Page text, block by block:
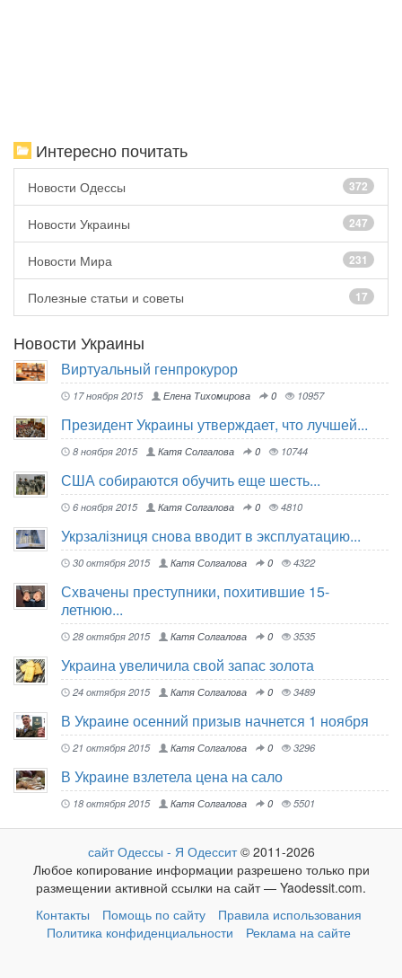
Интересно почитать
Новости Одессы 372
Новости Украины 247
Новости Мира 231
Полезные статьи и советы 17
Новости Украины
Виртуальный генпрокурор
17 ноября 2015 Елена Тихомирова 0 10957
Президент Украины утверждает, что лучшей...
8 ноября 2015 Катя Солгалова 0 10744
США собираются обучить еще шесть...
6 ноября 2015 Катя Солгалова 0 4810
Укрзалізниця снова вводит в эксплуатацию...
30 октября 2015 Катя Солгалова 0 4322
Схвачены преступники, похитившие 15-
летнюю...
28 октября 2015 Катя Солгалова 0 3535
Украина увеличила свой запас золота
24 октября 2015 Катя Солгалова 0 3489
В Украине осенний призыв начнется 1 ноября
21 октября 2015 Катя Солгалова 0 3296
В Украине взлетела цена на сало
18 октября 2015 Катя Солгалова 0 5501
сайт Одессы - Я Одессит© 2011-2026
Любое копирование информации разрешено только при
размещении активной ссылки на сайт — Yaodessit.com.
Контакты
Помощь по сайту
Правила использования
Политика конфиденциальности
Реклама на сайте